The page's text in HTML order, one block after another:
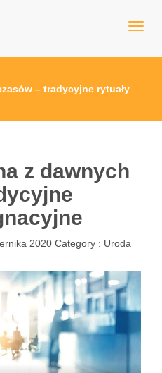
– tradycyjne rytuały
z dawnych
2020 Category : Uroda